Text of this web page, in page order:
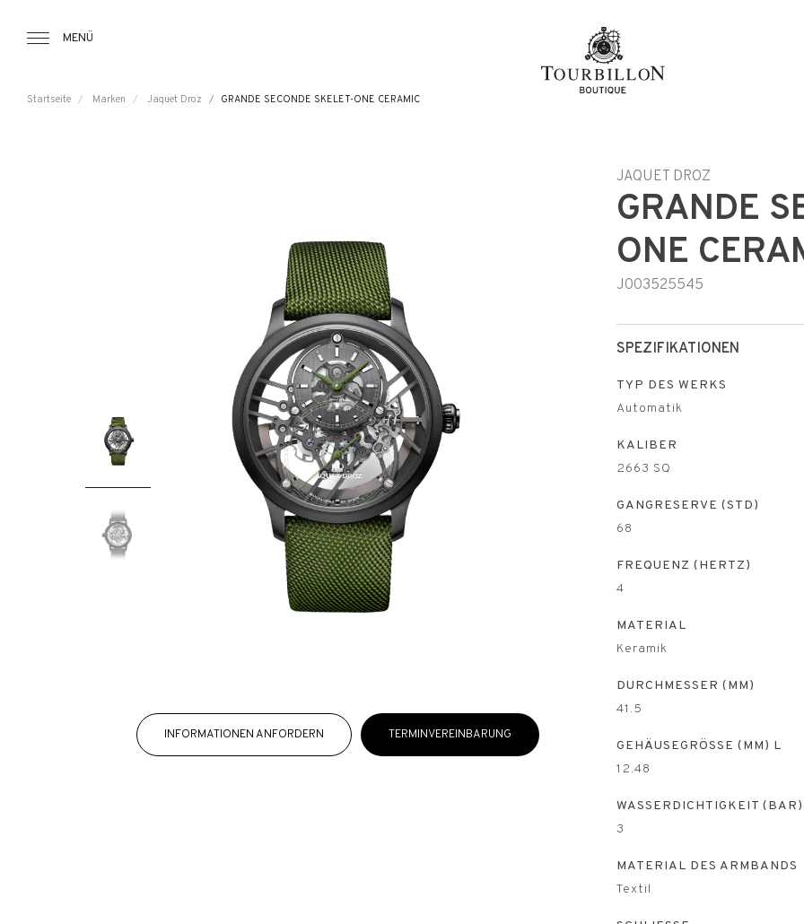
MENÜ
Startseite Marken Jaquet Droz GRANDE SECONDE SKELET-ONE CERAMIC
INFORMATIONEN ANFORDERN TERMINVEREINBARUNG
JAQUET DROZ
GRANDE
ONE
J003525545
SPEZIFIKATIONEN
TYP DES WERKS
Automatik
KALIBER
2663 SQ
GANGRESERVE (STD)
68
FREQUENZ (HERTZ)
4
MATERIAL
Keramik
DURCHMESSER (MM)
41.5
GEHÄUSEGRÖSSE (MM) L
12.48
WASSERDICHTIGKEIT (BAR)
3
MATERIAL DES ARMBANDS
Textil